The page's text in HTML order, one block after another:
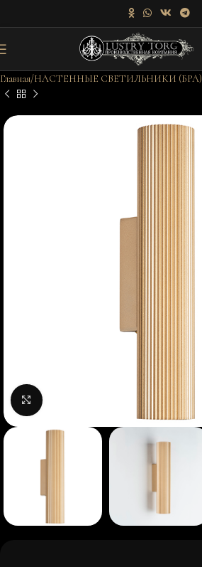
Главная НАСТЕННЫЕ СВЕТИЛЬНИКИ (БРА)
Нажмите, чтобы увеличить изображение